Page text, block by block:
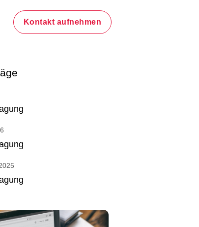
Kontakt aufnehmen